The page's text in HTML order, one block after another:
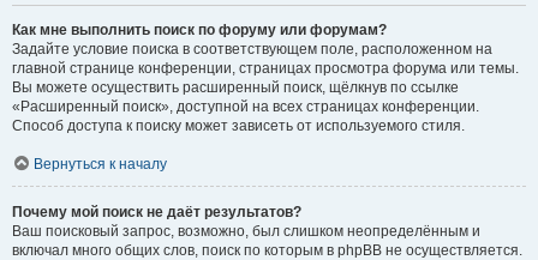
Как мне выполнить поиск по форуму или форумам?
Задайте условие поиска в соответствующем поле, расположенном на
главной странице конференции, страницах просмотра форума или темы.
Вы можете осуществить расширенный поиск, щёлкнув по ссылке
«Расширенный поиск», доступной на всех страницах конференции.
Способ доступа к поиску может зависеть от используемого стиля.
Вернуться к началу
Почему мой поиск не даёт результатов?
Ваш поисковый запрос, возможно, был слишком неопределённым и
включал много общих слов, поиск по которым в phpBB не осуществляется.